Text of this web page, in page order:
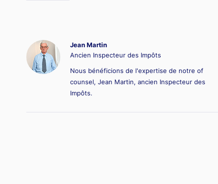
Jean Martin
Ancien Inspecteur des Impôts
Nous bénéficions de l'expertise de notre of
counsel, Jean Martin, ancien Inspecteur des
Impôts.